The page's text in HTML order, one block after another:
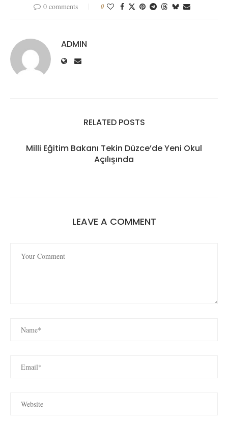
0 comments 0
ADMIN
RELATED POSTS
Milli Eğitim Bakanı Tekin Düzce’de Yeni Okul
Açılışında
LEAVE A COMMENT